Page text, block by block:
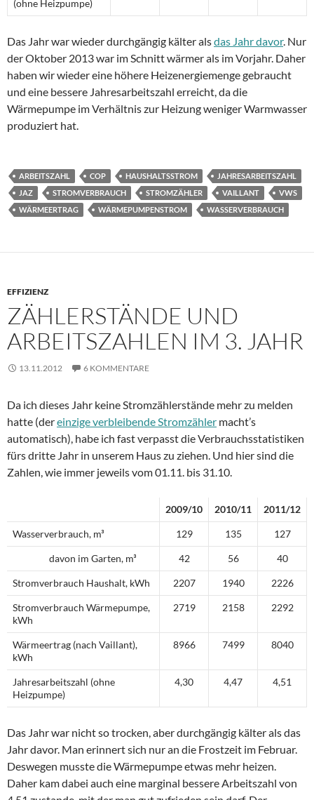
(ohne Heizpumpe)
Das Jahr war wieder durchgängig kälter alsdas Jahr davor. Nur
der Oktober 2013 war im Schnitt wärmer als im Vorjahr. Daher
haben wir wieder eine höhere Heizenergiemenge gebraucht
und eine bessere Jahresarbeitszahl erreicht, da die
Wärmepumpe im Verhältnis zur Heizung weniger Warmwasser
produziert hat.
ARBEITSZAHL COP HAUSHALTSSTROM
JAHRESARBEITSZAHL
JAZ
STROMVERBRAUCH STROMZÄHLER VAILLANT
VWS
WÄRMEERTRAG
WÄRMEPUMPENSTROM WASSERVERBRAUCH
EFFIZIENZ
ZÄHLERSTÄNDE UND
ARBEITSZAHLEN IM 3. JAHR
13.11.2012 6 KOMMENTARE
Da ich dieses Jahr keine Stromzählerstände mehr zu melden
hatte (dereinzige verbleibende Stromzähler macht’s
automatisch), habe ich fast verpasst die Verbrauchsstatistiken
fürs dritte Jahr in unserem Haus zu ziehen. Und hier sind die
Zahlen, wie immer jeweils vom 01.11. bis 31.10.
2009/10 2010/11 2011/12
Wasserverbrauch, m³ 129 135 127
davon im Garten, m³ 42 56 40
Stromverbrauch Haushalt, kWh 2207 1940 2226
Stromverbrauch Wärmepumpe,
kWh
2719 2158 2292
Wärmeertrag (nach Vaillant),
kWh
8966 7499 8040
Jahresarbeitszahl (ohne
Heizpumpe)
4,30 4,47 4,51
Das Jahr war nicht so trocken, aber durchgängig kälter als das
Jahr davor. Man erinnert sich nur an die Frostzeit im Februar.
Deswegen musste die Wärmepumpe etwas mehr heizen.
Daher kam dabei auch eine marginal bessere Arbeitszahl von